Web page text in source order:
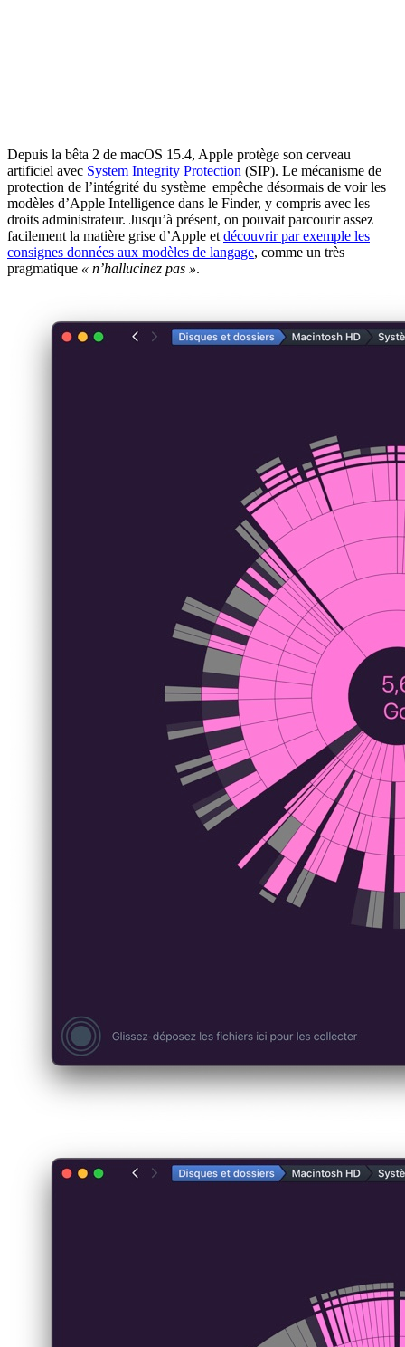
Depuis la bêta 2 de macOS 15.4, Apple protège son cerveau
artificiel avec System Integrity Protection (SIP). Le mécanisme de
protection de l’intégrité du système empêche désormais de voir les
modèles d’Apple Intelligence dans le Finder, y compris avec les
droits administrateur. Jusqu’à présent, on pouvait parcourir assez
facilement la matière grise d’Apple et découvrir par exemple les
consignes données aux modèles de langage, comme un très
pragmatique « n’hallucinez pas ».